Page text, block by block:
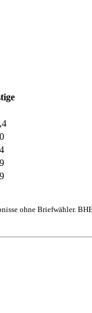
ohne Briefwähler.